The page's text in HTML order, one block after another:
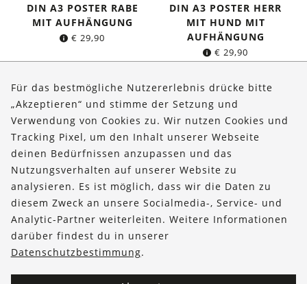
DIN A3 POSTER RABE
MIT AUFHÄNGUNG
€ 29,90
DIN A3 POSTER HERR
MIT HUND MIT
AUFHÄNGUNG
€ 29,90
Über uns
Bestellungen
Kontakt & Hilfe
FOLLOW US
Für das bestmögliche Nutzererlebnis drücke bitte
„Akzeptieren“ und stimme der Setzung und
Verwendung von Cookies zu. Wir nutzen Cookies und
Tracking Pixel, um den Inhalt unserer Webseite
deinen Bedürfnissen anzupassen und das
Nutzungsverhalten auf unserer Website zu
analysieren. Es ist möglich, dass wir die Daten zu
diesem Zweck an unsere Socialmedia-, Service- und
Analytic-Partner weiterleiten. Weitere Informationen
darüber findest du in unserer
Datenschutzbestimmung.